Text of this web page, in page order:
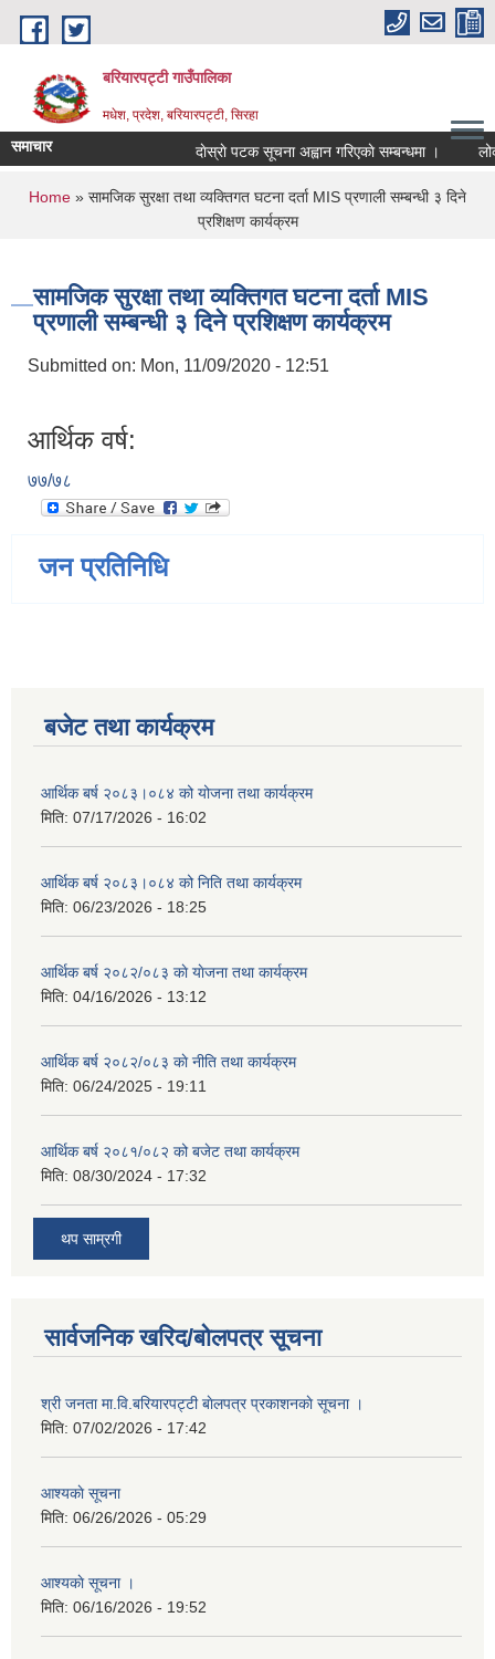
Skip to main content
बरियारपट्टी गाउँपालिका
मधेश, प्रदेश, बरियारपट्टी, सिरहा
समाचार दाेस्राे पटक सूचना अह्वान गरिएकाे सम्बन्धमा । लोक
You are here
Home » सामजिक सुरक्षा तथा व्यक्तिगत घटना दर्ता MIS प्रणाली सम्बन्धी ३ दिने
प्रशिक्षण कार्यक्रम
सामजिक सुरक्षा तथा व्यक्तिगत घटना दर्ता MIS
प्रणाली सम्बन्धी ३ दिने प्रशिक्षण कार्यक्रम
Submitted on: Mon, 11/09/2020 - 12:51
आर्थिक वर्ष:
७७/७८
जन प्रतिनिधि
बजेट तथा कार्यक्रम
आर्थिक बर्ष २०८३।०८४ को योजना तथा कार्यक्रम
मिति: 07/17/2026 - 16:02
आर्थिक बर्ष २०८३।०८४ को निति तथा कार्यक्रम
मिति: 06/23/2026 - 18:25
आर्थिक बर्ष २०८२/०८३ काे याेजना तथा कार्यक्रम
मिति: 04/16/2026 - 13:12
आर्थिक बर्ष २०८२/०८३ काे नीति तथा कार्यक्रम
मिति: 06/24/2025 - 19:11
आर्थिक बर्ष २०८१/०८२ को बजेट तथा कार्यक्रम
मिति: 08/30/2024 - 17:32
थप साम्रगी
सार्वजनिक खरिद/बोलपत्र सूचना
श्री जनता मा.वि.बरियारपट्टी बाेलपत्र प्रकाशनकाे सूचना ।
मिति: 07/02/2026 - 17:42
आश्यकाे सूचना
मिति: 06/26/2026 - 05:29
आश्यकाे सूचना ।
मिति: 06/16/2026 - 19:52